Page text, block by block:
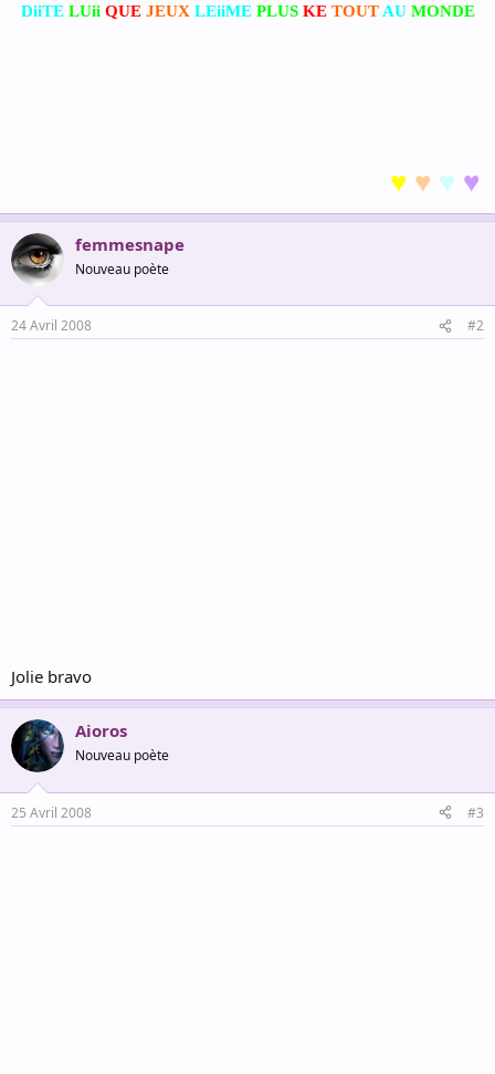
DiiTELUii QUE JEUX LEiiME PLUS KE TOUT AU MONDE
♥ ♥ ♥ ♥
femmesnape
Nouveau poète
24 Avril 2008 #2
Jolie bravo
Aioros
Nouveau poète
25 Avril 2008 #3